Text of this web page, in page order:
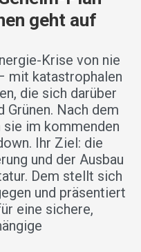
geht auf
Krise von nie
mit katastrophalen
die sich darüber
Grünen. Nach dem
im kommenden
Ihr Ziel: die
und der Ausbau
Dem stellt sich
und präsentiert
eine sichere,